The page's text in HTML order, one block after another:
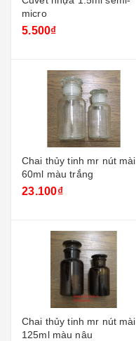
micro
5.500₫
Chai thủy tinh mr nút mài
60ml màu trắng
23.100₫
Chai thủy tinh mr nút mài
125ml màu nâu